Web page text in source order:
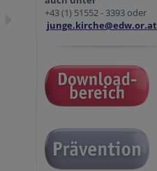
+43 (1) 51552 - 3393 oder
junge.kirche@edw.or.at